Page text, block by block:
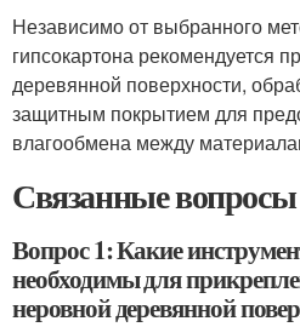
Независимо от выбранного
гипсокартона рекомендуется
деревянной поверхности,
защитным покрытием для
влагообмена между
Связанные
Вопрос 1: Какие
необходимы для
неровной деревянной